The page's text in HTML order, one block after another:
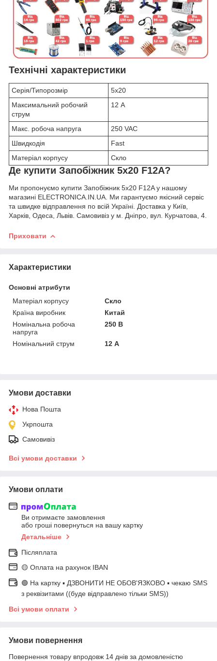
Технічні характеристики
Серія/Типорозмір
5x20
Максимальний робочий
струм
12 А
Макс. робоча напруга
250 VAC
Швидкодія
Fast
Матеріал корпусу
Скло
Де купити Запобіжник 5x20 F12A?
Ми пропонуємо купити Запобіжник 5x20 F12A у нашому
магазині ELECTRONICA.IN.UA. Ми гарантуємо якісний сервіс
та швидке відправлення по всій Україні. Доставка у Київ,
Харків, Одеса, Львів. Самовивіз у м. Дніпро, вул. Курчатова, 4.
Приховати
Характеристики
Основні атрибути
Матеріал корпусу
Скло
Країна виробник
Китай
Номінальна робоча
напруга
250 В
Номінальний струм 12 А
Умови доставки
Нова Пошта
Укрпошта
Самовивіз
Всі умови доставки
Умови оплати
Ви отримаєте замовлення
або гроші повернуться на вашу картку
Детальніше
Післяплата
🟡 Оплата на рахунок IBAN
🟢 На картку ▪️ ДЗВОНИТИ НЕ ОБОВ'ЯЗКОВО ▪️ чекаю SMS
з реквізитами ((буде відправлено тільки SMS))
Всі умови оплати
Умови повернення
Повернення товару впродовж 14 днів за домовленістю